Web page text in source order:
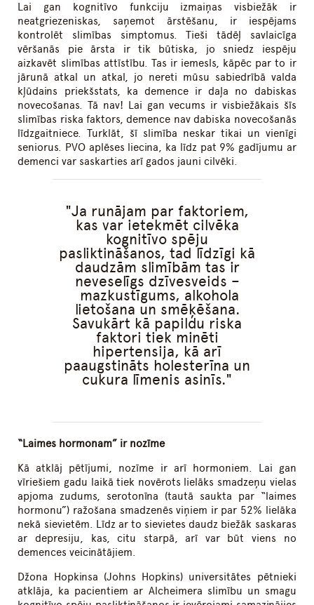
Lai gan kognitīvo funkciju izmaiņas visbiežāk ir
neatgriezeniskas, saņemot ārstēšanu, ir iespējams
kontrolēt slimības simptomus. Tieši tādēļ savlaicīga
vēršanās pie ārsta ir tik būtiska, jo sniedz iespēju
aizkavēt slimības attīstību. Tas ir iemesls, kāpēc par to ir
jārunā atkal un atkal, jo nereti mūsu sabiedrībā valda
kļūdains priekšstats, ka demence ir daļa no dabiskas
novecošanas. Tā nav! Lai gan vecums ir visbiežākais šīs
slimības riska faktors, demence nav dabiska novecošanās
līdzgaitniece. Turklāt, šī slimība neskar tikai un vienīgi
seniorus. PVO aplēses liecina, ka līdz pat 9% gadījumu ar
demenci var saskarties arī gados jauni cilvēki.
Ja runājam par faktoriem,
kas var ietekmēt cilvēka
kognitīvo spēju
pasliktināšanos, tad līdzīgi kā
daudzām slimībām tas ir
neveselīgs dzīvesveids –
mazkustīgums, alkohola
lietošana un smēķēšana.
Savukārt kā papildu riska
faktori tiek minēti
hipertensija, kā arī
paaugstināts holesterīna un
cukura līmenis asinīs.
“Laimes hormonam” ir nozīme
Kā atklāj pētījumi, nozīme ir arī hormoniem. Lai gan
vīriešiem gadu laikā tiek novērots lielāks smadzeņu vielas
apjoma zudums, serotonīna (tautā saukta par “laimes
hormonu”) ražošana smadzenēs viņiem ir par 52% lielāka
nekā sievietēm. Līdz ar to sievietes daudz biežāk saskaras
ar depresiju, kas, citu starpā, arī var būt viens no
demences veicinātājiem.
Džona Hopkinsa (Johns Hopkins) universitātes pētnieki
atklāja, ka pacientiem ar Alcheimera slimību un smagu